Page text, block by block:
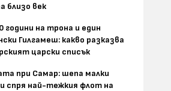
близо век
години на трона и един
Гилгамеш: какво разказва
царски списък
при Самар: шепа малки
спря най-тежкия флот на